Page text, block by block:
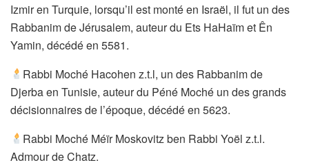
Izmir en Turquie, lorsqu’il est monté en Israël, il fut un des
Rabbanim de Jérusalem, auteur du Ets HaHaïm et Ên
Yamin, décédé en 5581.
Rabbi Moché Hacohen z.t.l, un des Rabbanim de
Djerba en Tunisie, auteur du Péné Moché un des grands
décisionnaires de l’époque, décédé en 5623.
Rabbi Moché Méïr Moskovitz ben Rabbi Yoël z.t.l.
Admour de Chatz.